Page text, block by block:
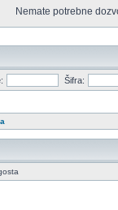
Nemate potrebne
Šifra: